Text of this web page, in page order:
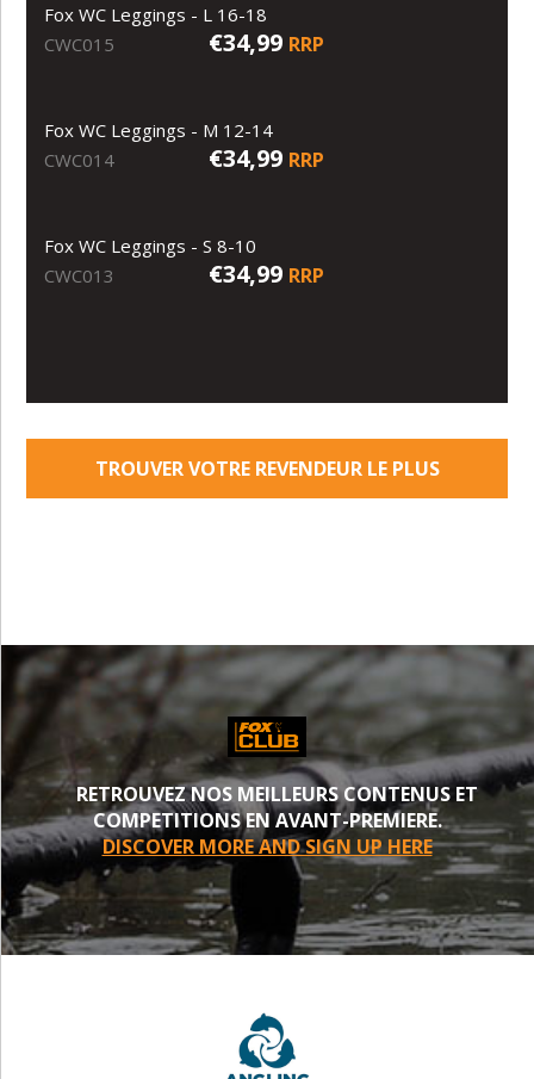
Fox WC Leggings - L 16-18
CWC015
€34,99 RRP
Fox WC Leggings - M 12-14
CWC014
€34,99 RRP
Fox WC Leggings - S 8-10
CWC013
€34,99 RRP
TROUVER VOTRE REVENDEUR LE PLUS
RETROUVEZ NOS MEILLEURS CONTENUS ET
COMPETITIONS EN AVANT-PREMIERE.
DISCOVER MORE AND SIGN UP HERE